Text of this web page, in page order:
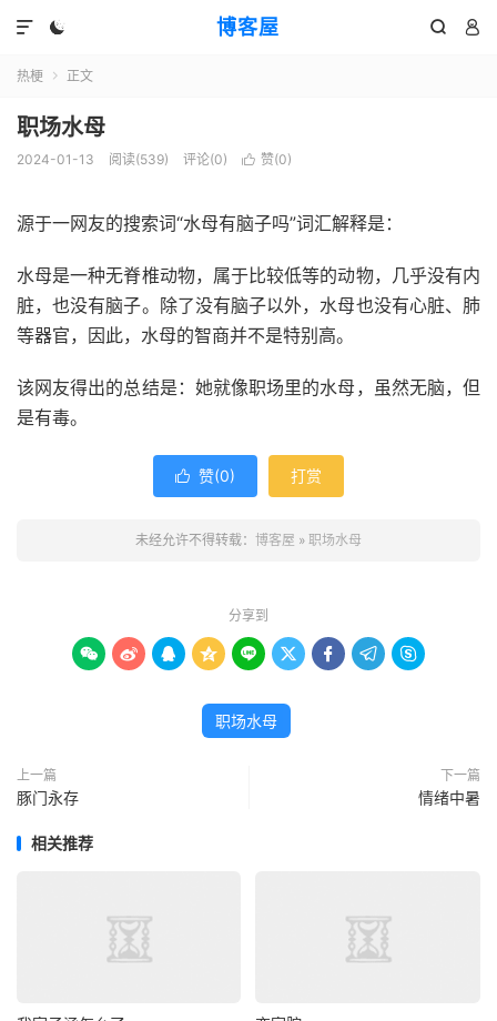
博客屋
  

热梗  正文
职场水母
2024-01-13 阅读(539) 评论(0)  赞(0)
源于一网友的搜索词“水母有脑子吗”词汇解释是：
水母是一种无脊椎动物，属于比较低等的动物，几乎没有内
脏，也没有脑子。除了没有脑子以外，水母也没有心脏、肺
等器官，因此，水母的智商并不是特别高。
该网友得出的总结是：她就像职场里的水母，虽然无脑，但
是有毒。
 赞(0) 打赏
未经允许不得转载： 博客屋 » 职场水母
分享到
        
职场水母
上一篇
豚门永存
下一篇
情绪中暑
相关推荐